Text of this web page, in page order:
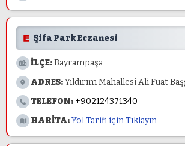
Şifa Park Eczanesi
İLÇE:Bayrampaşa
ADRES:Yıldırım Mahallesi Ali Fuat
TELEFON: +902124371340
HARİTA:Yol Tarifi için Tıklayın